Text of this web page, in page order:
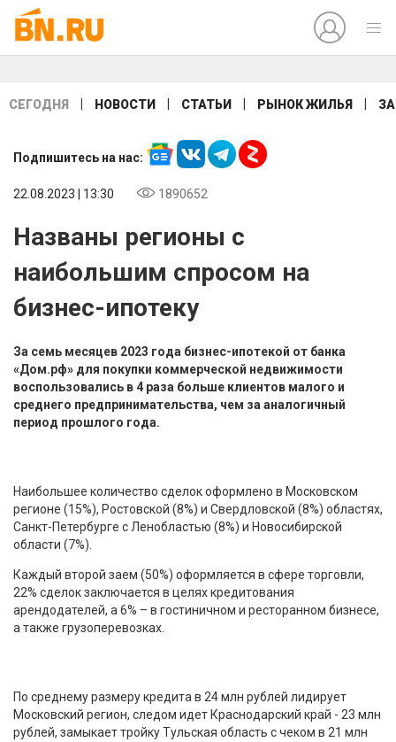
СЕГОДНЯ НОВОСТИ СТАТЬИ РЫНОК ЖИЛЬЯ
Подпишитесь на нас:
22.08.2023 | 13:30 1890652
Названы регионы с
наибольшим спросом на
бизнес-ипотеку
За семь месяцев 2023 года бизнес-ипотекой от банка
«Дом.рф» для покупки коммерческой недвижимости
воспользовались в 4 раза больше клиентов малого и
среднего предпринимательства, чем за аналогичный
период прошлого года.
Наибольшее количество сделок оформлено в Московском
регионе (15%), Ростовской (8%) и Свердловской (8%) областях,
Санкт-Петербурге c Ленобластью (8%) и Новосибирской
области (7%).
Каждый второй заем (50%) оформляется в сфере торговли,
22% сделок заключается в целях кредитования
арендодателей, а 6% – в гостиничном и ресторанном бизнесе,
а также грузоперевозках.
По среднему размеру кредита в 24 млн рублей лидирует
Московский регион, следом идет Краснодарский край - 23 млн
рублей, замыкает тройку Тульская область с чеком в 21 млн